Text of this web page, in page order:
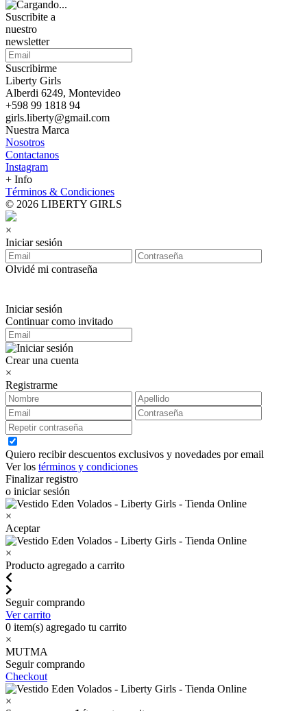
Suscribite a
nuestro
newsletter
Suscribirme
Liberty Girls
Alberdi 6249, Montevideo
+598 99 1818 94
girls.liberty@gmail.com
Nuestra Marca
Nosotros
Contactanos
Instagram
+ Info
Términos & Condiciones
© 2026 LIBERTY GIRLS
×
Iniciar sesión
Olvidé mi contraseña
Iniciar sesión
Continuar como invitado
Crear una cuenta
×
Registrarme
Quiero recibir descuentos exclusivos y novedades por email
Ver los términos y condiciones
Finalizar registro
o iniciar sesión
×
Aceptar
×
Producto agregado a carrito
Seguir comprando
Ver carrito
0 item(s) agregado tu carrito
×
MUTMA
Seguir comprando
Checkout
×